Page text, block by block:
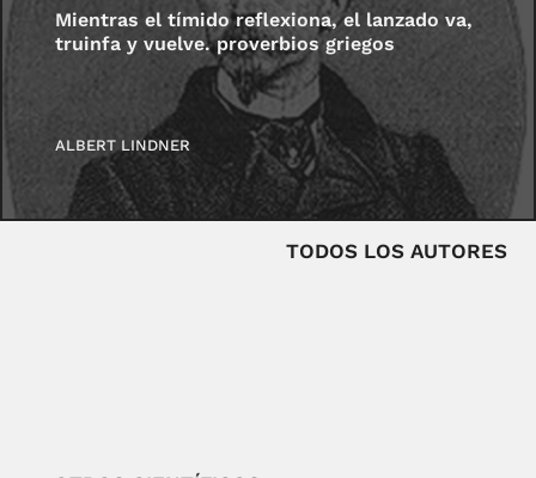
Mientras el tímido reflexiona, el lanzado va,
truinfa y vuelve. proverbios griegos
ALBERT LINDNER
TODOS LOS AUTORES